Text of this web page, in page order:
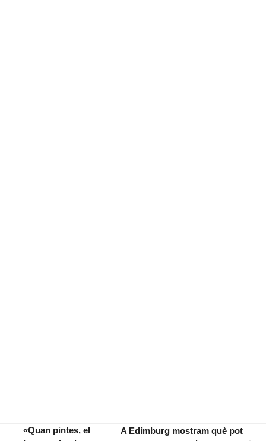
«Quan pintes, el
A Edimburg mostram què pot